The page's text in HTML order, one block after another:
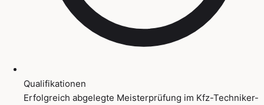
Qualifikationen
Erfolgreich abgelegte Meisterprüfung im Kfz-Techniker-